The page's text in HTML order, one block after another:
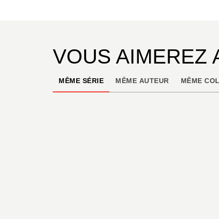
VOUS AIMEREZ
MÊME SÉRIE MÊME AUTEUR MÊME